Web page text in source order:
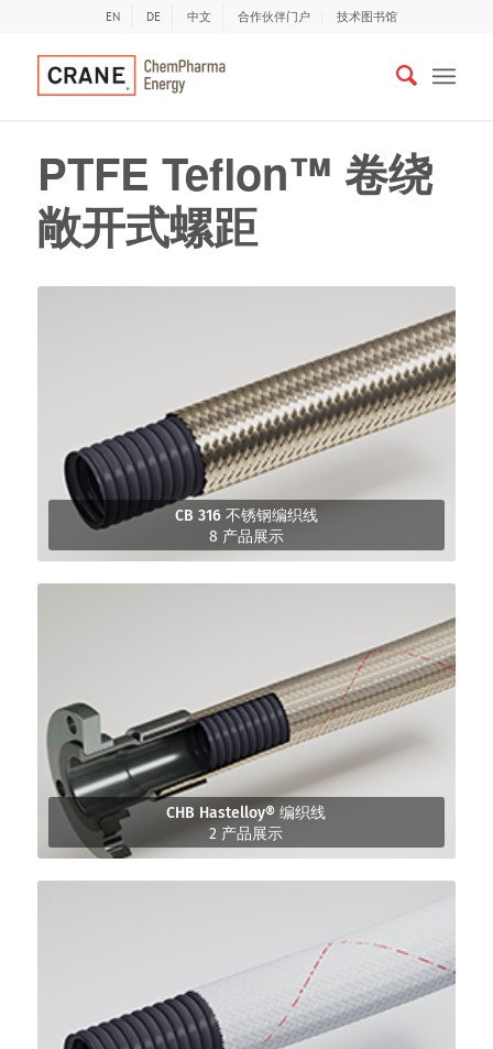
EN DE 中文 合作伙伴门户 技术图书馆
PTFE Teflon™ 卷绕
敞开式螺距
CB 316 不锈钢编织线
8 产品展示
CHB Hastelloy® 编织线
2 产品展示